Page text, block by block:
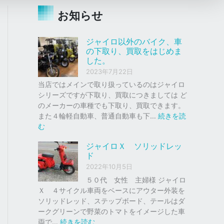
お知らせ
ジャイロ以外のバイク、車
の下取り、買取をはじめま
した。
2023年7月22日
当店ではメインで取り扱っているのはジャイロ
シリーズですが下取り、買取につきましては ど
のメーカーの車種でも下取り、買取できます。
また４輪軽自動車、普通自動車も下… 続きを読
む:
ャ
イ
ロ
以
の
バ
イ
ジャイロＸ ソリッドレッ
ド
2022年10月5日
５０代 女性 主婦様 ジャイロ
Ｘ ４サイクル車両をベースにアウター外装を
ソリッドレッド、ステップボード、テールはダ
ークグリーンで野菜のトマトをイメージした車
両で… 続きを読む: